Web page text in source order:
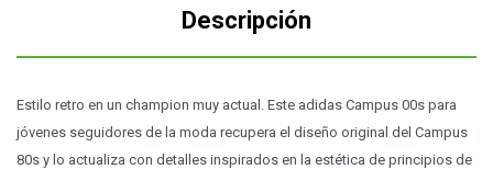
Descripción
Estilo retro en un champion muy actual. Este adidas Campus 00s para
jóvenes seguidores de la moda recupera el diseño original del Campus
80s y lo actualiza con detalles inspirados en la estética de principios de